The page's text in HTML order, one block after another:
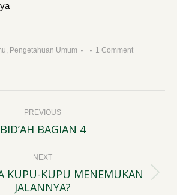
, Pengetahuan Umum 1 Comment
PREVIOUS
Previous
BID’AH BAGIAN 4
NEXT
Next
KUPU-KUPU MENEMUKAN
JALANNYA?